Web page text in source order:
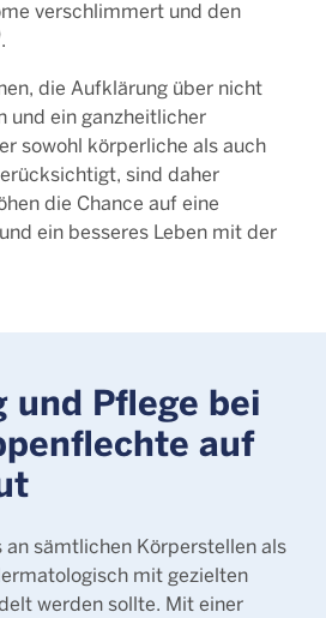
verschlimmert und den
.
die Aufklärung über nicht
und ein ganzheitlicher
sowohl körperliche als auch
sind daher
die Chance auf eine
ein besseres Leben mit der
und Pflege bei
auf
an sämtlichen Körperstellen als
mit gezielten
werden sollte. Mit einer